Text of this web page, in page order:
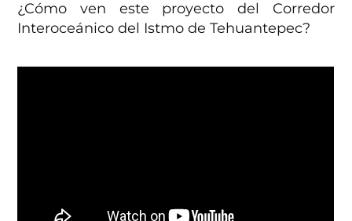
¿Cómo ven este proyecto del Corredor
Interoceánico del Istmo de Tehuantepec?